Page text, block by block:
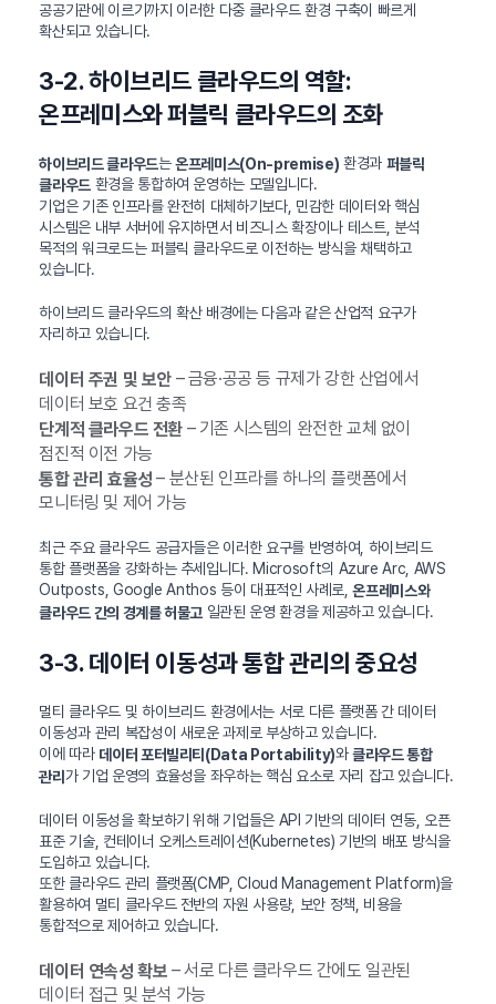
공공기관에 이르기까지 이러한 다중 클라우드 환경 구축이 빠르게
확산되고 있습니다.
3-2. 하이브리드 클라우드의 역할:
온프레미스와 퍼블릭 클라우드의 조화
하이브리드 클라우드는온프레미스(On-premise) 환경과 퍼블릭
클라우드환경을 통합하여 운영하는 모델입니다.
기업은 기존 인프라를 완전히 대체하기보다, 민감한 데이터와 핵심
시스템은 내부 서버에 유지하면서 비즈니스 확장이나 테스트, 분석
목적의 워크로드는 퍼블릭 클라우드로 이전하는 방식을 채택하고
있습니다.
하이브리드 클라우드의 확산 배경에는 다음과 같은 산업적 요구가
자리하고 있습니다.
데이터 주권 및 보안– 금융·공공 등 규제가 강한 산업에서
데이터 보호 요건 충족
단계적 클라우드 전환– 기존 시스템의 완전한 교체 없이
점진적 이전 가능
통합 관리 효율성 – 분산된 인프라를 하나의 플랫폼에서
모니터링 및 제어 가능
최근 주요 클라우드 공급자들은 이러한 요구를 반영하여, 하이브리드
통합 플랫폼을 강화하는 추세입니다. Microsoft의 Azure Arc, AWS
Outposts, Google Anthos 등이 대표적인 사례로,온프레미스와
클라우드 간의 경계를 허물고 일관된 운영 환경을 제공하고 있습니다.
3-3. 데이터 이동성과 통합 관리의 중요성
멀티 클라우드 및 하이브리드 환경에서는 서로 다른 플랫폼 간 데이터
이동성과 관리 복잡성이 새로운 과제로 부상하고 있습니다.
이에 따라 데이터 포터빌리티(Data Portability)와클라우드 통합
관리가 기업 운영의 효율성을 좌우하는 핵심 요소로 자리 잡고 있습니다.
데이터 이동성을 확보하기 위해 기업들은 API 기반의 데이터 연동, 오픈
표준 기술, 컨테이너 오케스트레이션(Kubernetes) 기반의 배포 방식을
도입하고 있습니다.
또한 클라우드 관리 플랫폼(CMP, Cloud Management Platform)을
활용하여 멀티 클라우드 전반의 자원 사용량, 보안 정책, 비용을
통합적으로 제어하고 있습니다.
데이터 연속성 확보 – 서로 다른 클라우드 간에도 일관된
데이터 접근 및 분석 가능